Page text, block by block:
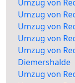
Umzug von
Umzug von
Umzug von
Umzug von
Umzug von
Diemershalde
Umzug von